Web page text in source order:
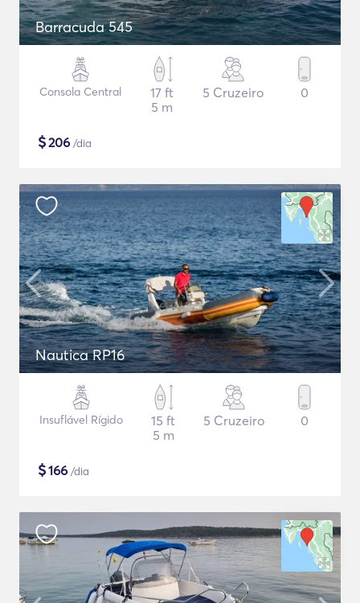
Barracuda 545
Consola Central
17 ft
5 m
5 Cruzeiro 0
$206 /dia
Nautica RP16
Insuflável Rígido
15 ft
5 m
5 Cruzeiro 0
$166 /dia